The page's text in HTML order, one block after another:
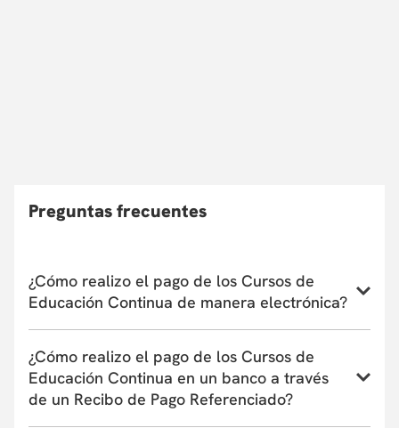
Preguntas frecuentes
¿Cómo realizo el pago de los Cursos de
Educación Continua de manera electrónica?
programa o taller de Educación Continua aquí
¿Cómo realizo el pago de los Cursos de
Educación Continua en un banco a través
de un Recibo de Pago Referenciado?